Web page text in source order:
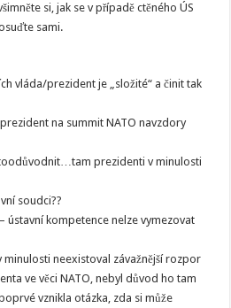
si, jak se v případě ctěného ÚS
sami.
vláda/prezident je „složité“ a činit tak
na summit NATO navzdory
prezidenti v minulosti
soudci??
ústavní kompetence nelze vymezovat
minulosti neexistoval závažnější rozpor
ve věci NATO, nebyl důvod ho tam
vznikla otázka, zda si může